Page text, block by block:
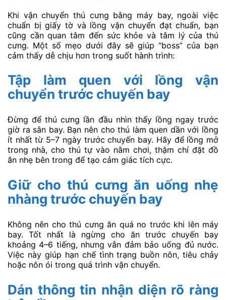
Khi vận chuyển thú cưng bằng máy bay, ngoài việc
chuẩn bị giấy tờ và lồng vận chuyển đạt chuẩn, bạn
cũng cần quan tâm đến sức khỏe và tâm lý của thú
cưng. Một số mẹo dưới đây sẽ giúp “boss” của bạn
cảm thấy dễ chịu hơn trong suốt hành trình:
Tập làm quen với lồng vận
chuyển trước chuyến bay
Đừng để thú cưng lần đầu nhìn thấy lồng ngay trước
giờ ra sân bay. Bạn nên cho thú làm quen dần với lồng
ít nhất từ 5–7 ngày trước chuyến bay. Hãy để lồng mở
trong nhà, cho thú tự vào nằm chơi, thậm chí đặt đồ
ăn nhẹ bên trong để tạo cảm giác tích cực.
Giữ cho thú cưng ăn uống nhẹ
nhàng trước chuyến bay
Không nên cho thú cưng ăn quá no trước khi lên máy
bay. Tốt nhất là ngừng cho ăn trước chuyến bay
khoảng 4–6 tiếng, nhưng vẫn đảm bảo uống đủ nước.
Việc này giúp hạn chế tình trạng buồn nôn, tiêu chảy
hoặc nôn ói trong quá trình vận chuyển.
Dán thông tin nhận diện rõ ràng